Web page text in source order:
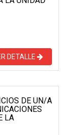
DETALLE
DE UN/A
LA